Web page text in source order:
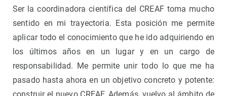
Ser la coordinadora científica del CREAF toma mucho
sentido en mi trayectoria. Esta posición me permite
aplicar todo el conocimiento que he ido adquiriendo en
los últimos años en un lugar y en un cargo de
responsabilidad. Me permite unir todo lo que me ha
pasado hasta ahora en un objetivo concreto y potente: